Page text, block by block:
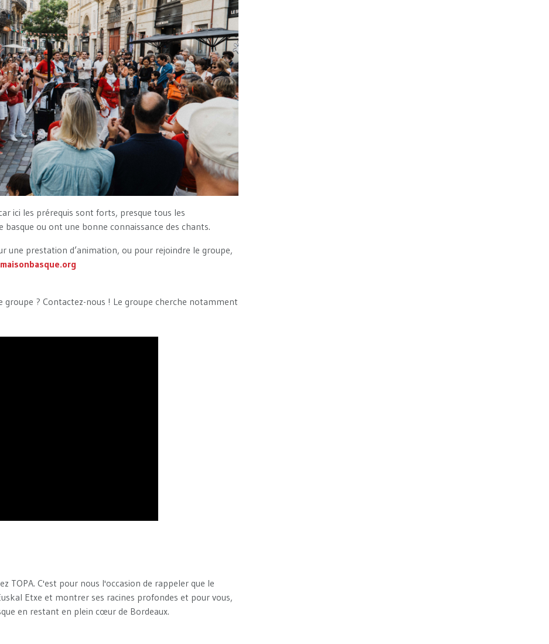
ici les prérequis sont forts, presque tous les
ou ont une bonne connaissance des chants.
prestation d’animation, ou pour rejoindre le groupe,
groupe ? Contactez-nous ! Le groupe cherche notamment
TOPA. C'est pour nous l'occasion de rappeler que le
Etxe et montrer ses racines profondes et pour vous,
en restant en plein cœur de Bordeaux.